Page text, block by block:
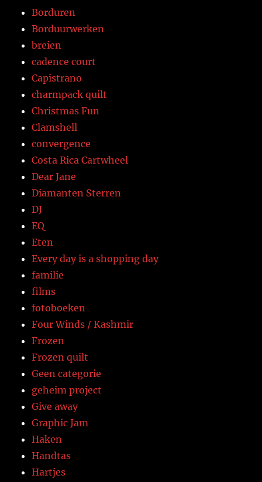
Borduren
Borduurwerken
breien
cadence court
Capistrano
charmpack quilt
Christmas Fun
Clamshell
convergence
Costa Rica Cartwheel
Dear Jane
Diamanten Sterren
DJ
EQ
Eten
Every day is a shopping day
familie
films
fotoboeken
Four Winds / Kashmir
Frozen
Frozen quilt
Geen categorie
geheim project
Give away
Graphic Jam
Haken
Handtas
Hartjes